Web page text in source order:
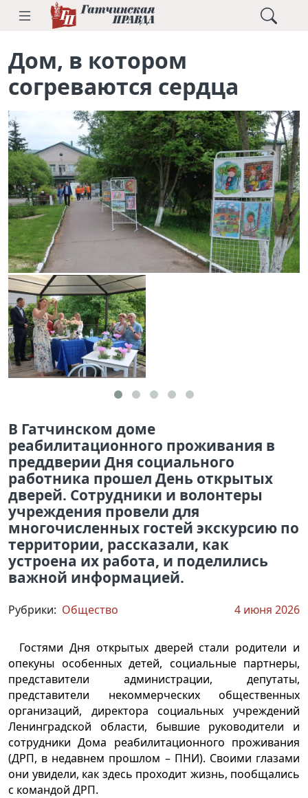
Дом, в котором
согреваются сердца
В Гатчинском доме
реабилитационного проживания в
преддверии Дня социального
работника прошел День открытых
дверей. Сотрудники и волонтеры
учреждения провели для
многочисленных гостей экскурсию по
территории, рассказали, как
устроена их работа, и поделились
важной информацией.
Рубрики: Общество 4 июня 2026
Гостями Дня открытых дверей стали родители и
опекуны особенных детей, социальные партнеры,
представители администрации, депутаты,
представители некоммерческих общественных
организаций, директора социальных учреждений
Ленинградской области, бывшие руководители и
сотрудники Дома реабилитационного проживания
(ДРП, в недавнем прошлом – ПНИ). Своими глазами
они увидели, как здесь проходит жизнь, пообщались
с командой ДРП.